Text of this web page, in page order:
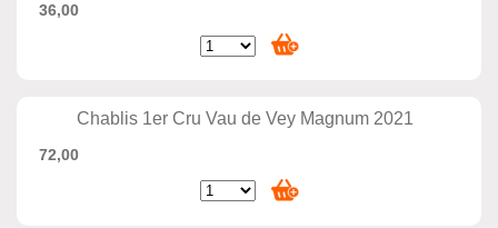
36,00
Chablis 1er Cru Vau de Vey Magnum 2021
72,00